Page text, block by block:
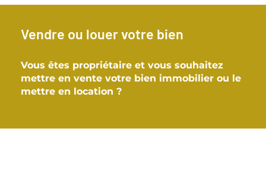
Vendre ou louer votre bien
Vous êtes propriétaire et vous souhaitez
mettre en vente votre bien immobilier ou le
mettre en location ?